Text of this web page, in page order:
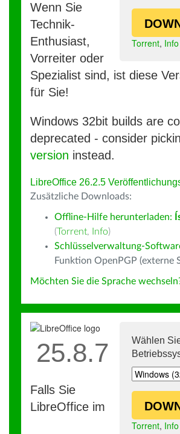
Torrent, Info
Wenn Sie
Technik-
Enthusiast,
Vorreiter oder
Spezialist sind, ist diese
für Sie!
Windows 32bit builds are
deprecated - consider
version instead.
LibreOffice 26.2.5
Zusätzliche Downloads:
Offline-Hilfe herunterladen:
(Torrent, Info)
Schlüsselverwaltung-
Funktion OpenPGP (externe
Möchten Sie die Sprache
Wählen
Torrent, Info
25.8.7
Falls Sie
LibreOffice im